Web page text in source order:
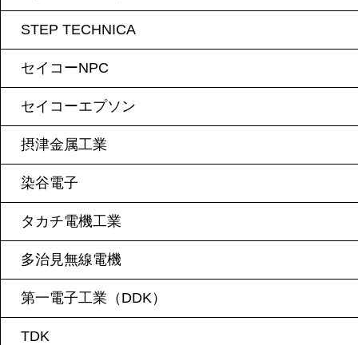
STEP TECHNICA
セイコーNPC
セイコーエプソン
摂津金属工業
染谷電子
タカチ電機工業
多治見無線電機
第一電子工業（DDK）
TDK